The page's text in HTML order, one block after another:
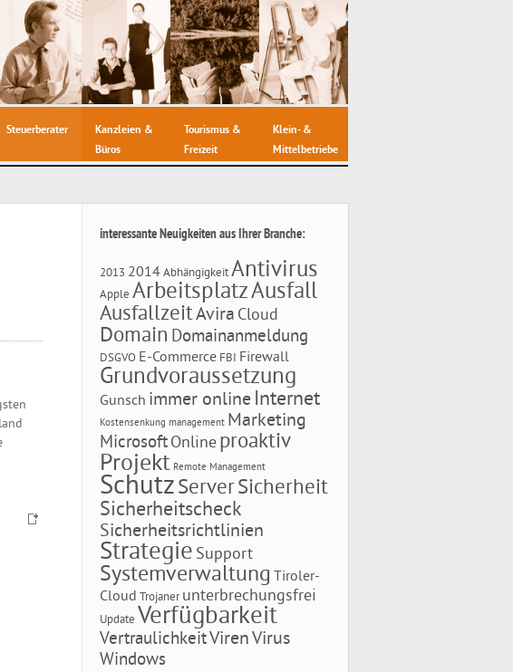
Steuerberater
Kanzleien &
Büros
Tourismus &
Freizeit
Klein- &
Mittelbetriebe
interessante Neuigkeiten aus Ihrer Branche:
2013 2014AbhängigkeitAntivirus
Apple ArbeitsplatzAusfall
AusfallzeitAvira Cloud
Domain Domainanmeldung
DSGVO E-Commerce FBI Firewall
Grundvoraussetzung
Gunsch immer onlineInternet
Kostensenkung management Marketing
MicrosoftOnlineproaktiv
Projekt Remote Management
SchutzServerSicherheit
Sicherheitscheck
Sicherheitsrichtlinien
Strategie Support
Systemverwaltung Tiroler-
Cloud Trojaner unterbrechungsfrei
Update Verfügbarkeit
VertraulichkeitVirenVirus
Windows